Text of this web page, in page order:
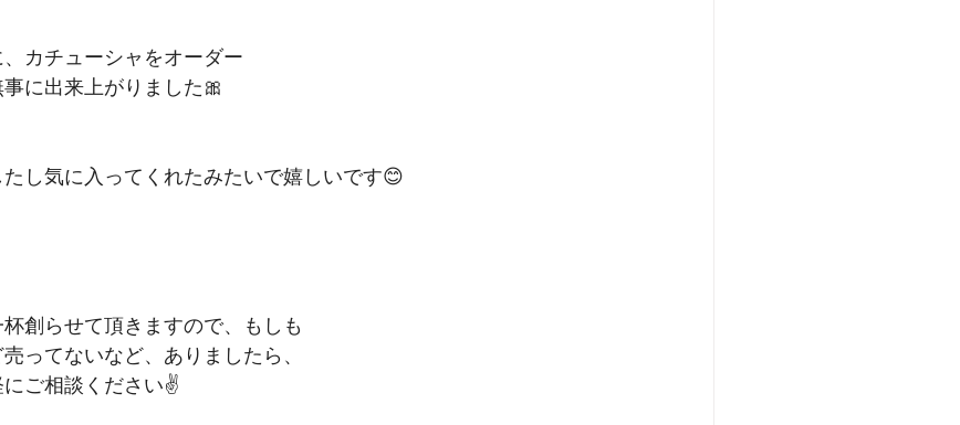
カチューシャをオーダー
に出来上がりました🎀
し気に入ってくれたみたいで嬉しいです😊
創らせて頂きますので、もしも
ってないなど、ありましたら、
にご相談ください✌️